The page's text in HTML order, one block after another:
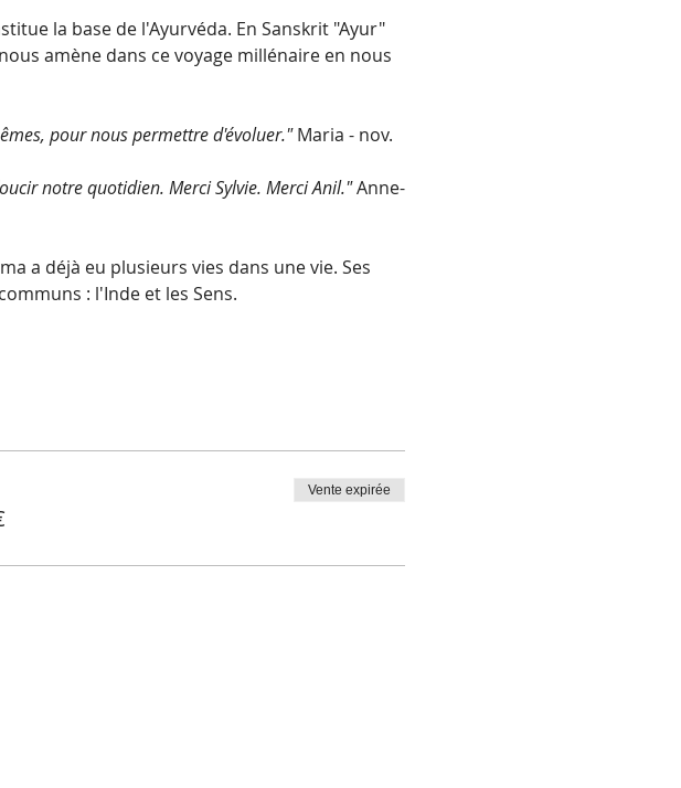
la base de l'Ayurvéda. En Sanskrit "Ayur"
amène dans ce voyage millénaire en nous
pour nous permettre d'évoluer." Maria - nov.
notre quotidien. Merci Sylvie. Merci Anil." Anne-
a déjà eu plusieurs vies dans une vie. Ses
: l'Inde et les Sens.
Vente expirée